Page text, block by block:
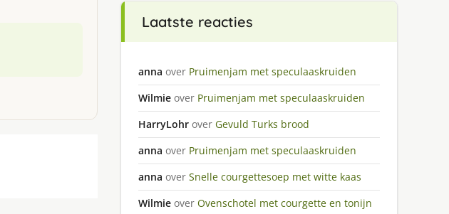
Laatste reacties
anna over Pruimenjam met speculaaskruiden
Wilmie over Pruimenjam met speculaaskruiden
HarryLohr over Gevuld Turks brood
anna over Pruimenjam met speculaaskruiden
anna over Snelle courgettesoep met witte kaas
Wilmie over Ovenschotel met courgette en tonijn